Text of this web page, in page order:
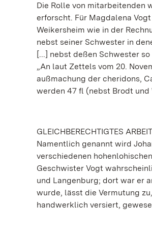
Die Rolle von mitarbeitenden
erforscht. Für Magdalena
Weikersheim wie in der
nebst seiner Schwester in
[...] nebst deßen Schwester
„An laut Zettels vom 20.
außmachung der cheridons,
werden 47 fl (nebst Brodt und
GLEICHBERECHTIGTES
Namentlich genannt wird
verschiedenen
Geschwister Vogt
und Langenburg; dort war er
wurde, lässt die Vermutung
handwerklich versiert,